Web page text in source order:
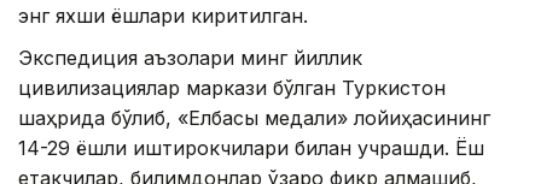
энг яхши ёшлари киритилган.
Экспедиция аъзолари минг йиллик
цивилизациялар маркази бўлган Туркистон
шаҳрида бўлиб, «Елбасы медали» лойиҳасининг
14-29 ёшли иштирокчилари билан учрашди. Ёш
етакчилар, билимдонлар ўзаро фикр алмашиб,